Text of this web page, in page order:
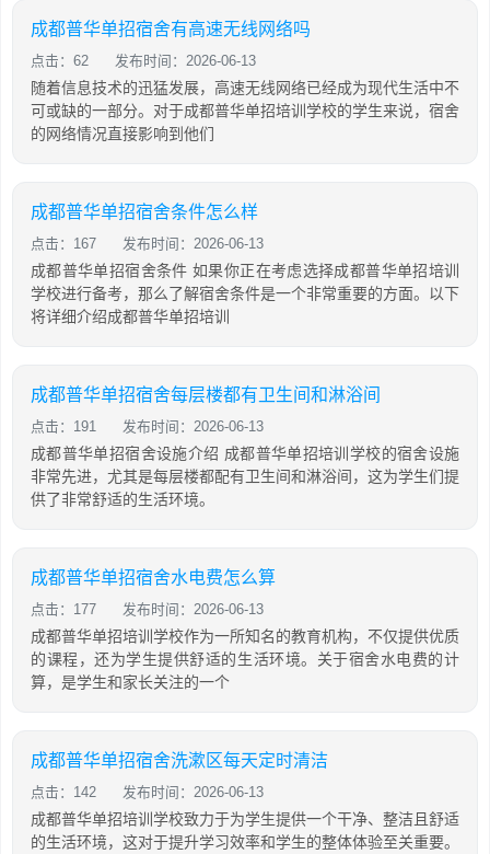
成都普华单招宿舍有高速无线网络吗
点击：62 发布时间：2026-06-13
随着信息技术的迅猛发展，高速无线网络已经成为现代生活中不
可或缺的一部分。对于成都普华单招培训学校的学生来说，宿舍
的网络情况直接影响到他们
成都普华单招宿舍条件怎么样
点击：167 发布时间：2026-06-13
成都普华单招宿舍条件 如果你正在考虑选择成都普华单招培训
学校进行备考，那么了解宿舍条件是一个非常重要的方面。以下
将详细介绍成都普华单招培训
成都普华单招宿舍每层楼都有卫生间和淋浴间
点击：191 发布时间：2026-06-13
成都普华单招宿舍设施介绍 成都普华单招培训学校的宿舍设施
非常先进，尤其是每层楼都配有卫生间和淋浴间，这为学生们提
供了非常舒适的生活环境。
成都普华单招宿舍水电费怎么算
点击：177 发布时间：2026-06-13
成都普华单招培训学校作为一所知名的教育机构，不仅提供优质
的课程，还为学生提供舒适的生活环境。关于宿舍水电费的计
算，是学生和家长关注的一个
成都普华单招宿舍洗漱区每天定时清洁
点击：142 发布时间：2026-06-13
成都普华单招培训学校致力于为学生提供一个干净、整洁且舒适
的生活环境，这对于提升学习效率和学生的整体体验至关重要。